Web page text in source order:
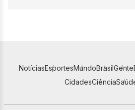
NotíciasEsportesMundoBrasilGente
CidadesCiência